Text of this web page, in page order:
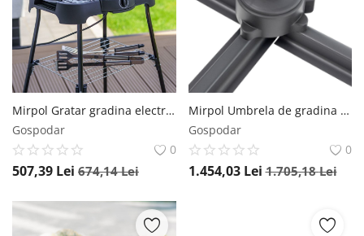
Mirpol Gratar gradina electric negru MIR-E001 H77 cm
Gospodar
0
507,39 Lei 674,14Lei
Mirpol Umbrela de gradina Kazuar verde 3.5M
Gospodar
0
1.454,03 Lei 1.705,18Lei